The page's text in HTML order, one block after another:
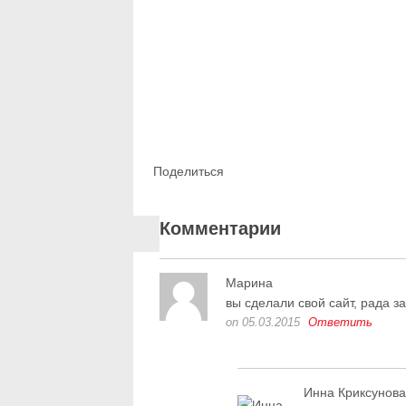
Поделиться
Комментарии
Марина
вы сделали свой сайт, рада
on 05.03.2015 Ответить
Инна Криксунова